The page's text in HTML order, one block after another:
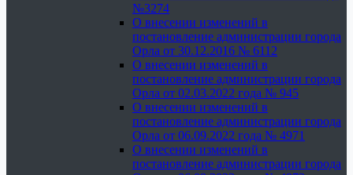
№3274
О внесении изменений в
постановление администрации города
Орла от 30.12.2016 № 6112
О внесении изменений в
постановление администрации города
Орла от 02.03.2022 года № 945
О внесении изменений в
постановление администрации города
Орла от 06.09.2022 года № 4971
О внесении изменений в
постановление администрации города